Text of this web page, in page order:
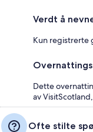
Verdt å
Kun registrerte
Dette
av
Ofte stilte